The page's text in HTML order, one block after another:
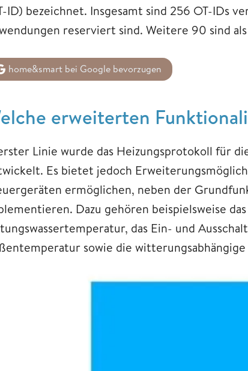
ID) bezeichnet. Insgesamt sind 256 OT-IDs
reserviert sind. Weitere 90 sind
home&smart bei Google bevorzugen
erweiterten
Linie wurde das Heizungsprotokoll für
Es bietet jedoch
ermöglichen, neben der
Dazu gehören beispielsweise
das Ein- und
sowie die